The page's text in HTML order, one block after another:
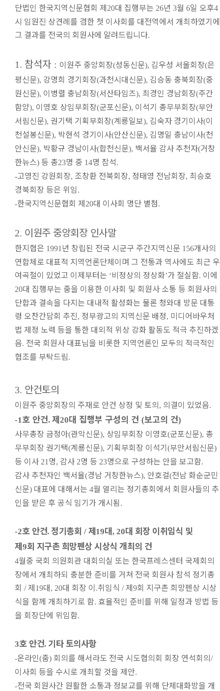
단법인 한국지역신문협회 제20대 집행부는 26년 3월 6일 오후4
시 임원진 상견례를 겸한 첫 이사회를 대전역에서 개최하였기에
그 결과를 전국의 회원사에 알려드립니다.
1. 참석자 : 이원주 중앙회장(성동신문), 김우성 서울회장(은
평신문), 강명희 경기회장(과천시대신문), 김승동 충북회장(중
원신문), 이병렬 충남회장(서산타임즈), 최경인 경남회장(주간
함양), 이영호 상임부회장(군포신문), 이석기 총무부회장(부안
서림신문), 권기택 기획부회장(계룡일보), 김숙자 경기이사(이
천설봉신문), 박현석 경기이사(안산신문), 김명일 충남이사(천
안신문), 박황규 경남이사(합천신문), 백서율 감사 추천자(거창
한뉴스) 등 총23명 중 14명 참석.
-고영진 강원회장, 조창환 전북회장, 정태영 전남회장, 최승호
경북회장 등은 위임.
-한국지역신문협회 제20대 이사회 명단 별첨.
2. 이원주 중앙회장 인사말
한지협은 1991 년 창립된 전국 시군구 주간지역신문 156개사의
연합체로 대표적 지역언론단체이며 그 전통과 역사에도 최근 우
여곡절이 있었고 이제부터는 ‘비정상의 정상화’가 절실함. 이에
20대 집행부는 줌을 이용한 이사회 및 회원사 소통 등 회원사의
단합과 결속을 다지는 대내적 활성화는 물론 청와대 방문 대통
령 오찬간담회 추진, 정부광고의 지역신문 배정, 미디어바우처
법 제정 노력 등을 통한 대외적 위상 강화 활동도 적극 추진하겠
음. 전국 회원사 대표님을 비롯한 지역언론인 모두의 적극적인
협조를 부탁드림.
3. 안건토의
이원주 중앙회장의 주재로 안건 상정 및 토의, 의결이 있었음.
-1호 안건. 제20대 집행부 구성의 건 (보고의 건)
사무총장 금정아(관악신문), 상임부회장 이영호(군포신문), 총
무부회장 권기택(계룡신문), 기획부회장 이석기(부안서림신문)
등 이사 21 명, 감사 2명 등 23명으로 구성하는 안을 보고함.
감사 추천자인 백서율(경남 거창한뉴스), 안호걸(전남 화순군민
신문) 대표에 대해서는 4월 열리는 정기총회에서 회원사들의 추
인을 받은 후 공식 임기가 개시됨.
-2호 안건. 정기총회 / 제19대, 20대 회장 이취임식 및
제9회 지구촌 희망펜상 시상식 개최의 건
4월중 국회 의원회관 대회의실 또는 한국프레스센터 국제회의
장에서 개최하되 충분한 준비를 거쳐 전국 회원사 참석 정기총
회 / 제19대, 20대 회장 이.취임식 / 제9회 지구촌 희망펜상 시상
식을 함께 개최하기로 함. 효율적인 준비를 위해 일정과 방법 등
을 회장단에 위임함.
3호 안건. 기타 토의사항
-온라인(줌) 회의를 해서라도 전국 시도협의회 회장 연석회의/
이사회 등을 수시로 개최할 것을 제안.
-전국 회원사간 원활한 소통과 정보교를 위해 단체대화방을 개